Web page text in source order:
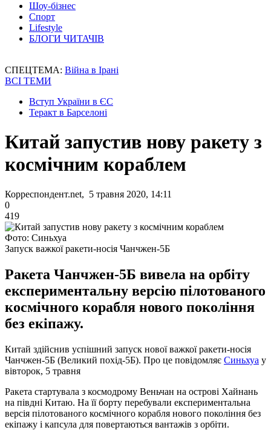
Шоу-бізнес
Спорт
Lifestyle
БЛОГИ ЧИТАЧІВ
СПЕЦТЕМА: Війна в Ірані
ВСІ ТЕМИ
Вступ України в ЄС
Теракт в Барселоні
Китай запустив нову ракету з
космічним кораблем
Корреспондент.net, 5 травня 2020, 14:11
0
419
Фото: Синьхуа
Запуск важкої ракети-носія Чанчжен-5Б
Ракета Чанчжен-5Б вивела на орбіту
експериментальну версію пілотованого
космічного корабля нового покоління
без екіпажу.
Китай здійснив успішний запуск нової важкої ракети-носія
Чанчжен-5Б (Великий похід-5Б). Про це повідомляє Синьхуа у
вівторок, 5 травня
Ракета стартувала з космодрому Веньчан на острові Хайнань
на півдні Китаю. На її борту перебували експериментальна
версія пілотованого космічного корабля нового покоління без
екіпажу і капсула для повертаються вантажів з орбіти.